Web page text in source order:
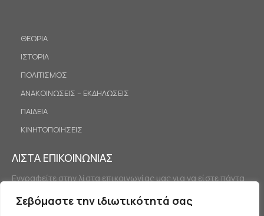
Σεβόμαστε την ιδιωτικότητά σας
ΘΕΩΡΙΑ
ΙΣΤΟΡΙΑ
ΠΟΛΙΤΙΣΜΟΣ
ΑΝΑΚΟΙΝΩΣΕΙΣ – ΕΚΔΗΛΩΣΕΙΣ
ΠΑΙΔΕΙΑ
ΚΙΝΗΤΟΠΟΙΗΣΕΙΣ
ΛΙΣΤΑ ΕΠΙΚΟΙΝΩΝΙΑΣ
Εγγραφείτε στην λίστα επικοινωνίας μας για να είστε πάντα